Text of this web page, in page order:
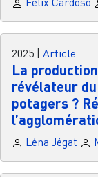
2025 Article
La
révélateur
potagers ?
Léna Jégat